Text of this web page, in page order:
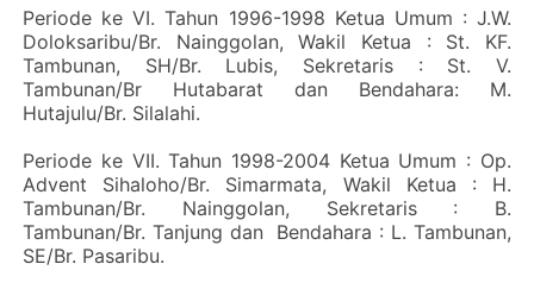
Periode ke VI. Tahun 1996-1998 Ketua Umum : J.W.
Doloksaribu/Br. Nainggolan, Wakil Ketua : St. KF.
Tambunan, SH/Br. Lubis, Sekretaris : St. V.
Tambunan/Br Hutabarat dan Bendahara: M.
Hutajulu/Br. Silalahi.
Periode ke VII. Tahun 1998-2004 Ketua Umum : Op.
Advent Sihaloho/Br. Simarmata, Wakil Ketua : H.
Tambunan/Br. Nainggolan, Sekretaris : B.
Tambunan/Br. Tanjung dan Bendahara : L. Tambunan,
SE/Br. Pasaribu.